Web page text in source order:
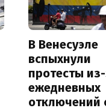
В Венесуэле
вспыхнули
протесты
ежедневных
отключений